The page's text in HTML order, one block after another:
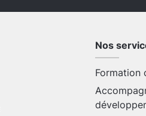
Nos
Formation